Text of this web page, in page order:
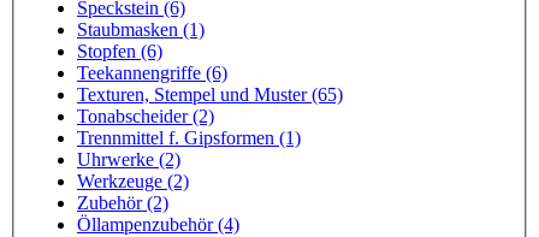
Speckstein (6)
Staubmasken (1)
Stopfen (6)
Teekannengriffe (6)
Texturen, Stempel und Muster (65)
Tonabscheider (2)
Trennmittel f. Gipsformen (1)
Uhrwerke (2)
Werkzeuge (2)
Zubehör (2)
Öllampenzubehör (4)